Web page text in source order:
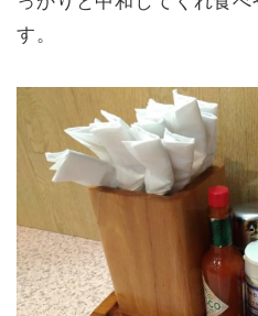
す。